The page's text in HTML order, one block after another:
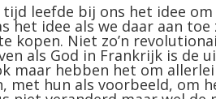
leefde bij ons het idee
het idee als we daar aan
kopen. Niet zo’n
als God in Frankrijk is de
maar hebben het om
met hun als voorbeeld, om